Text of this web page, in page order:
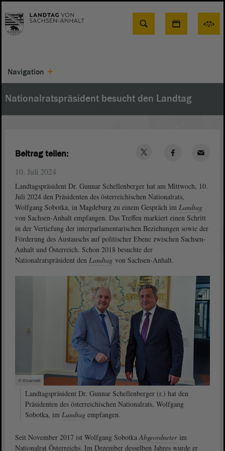
Suche
Navigation
Nationalratspräsident besucht den Landtag
10. Juli 2024
Landtagspräsident Dr. Gunnar Schellenberger hat am Mittwoch, 10.
Juli 2024 den Präsidenten des österreichischen Nationalrats,
Wolfgang Sobotka, in Magdeburg zu einem Gespräch im Landtag
von Sachsen-Anhalt empfangen. Das Treffen markiert einen Schritt
in der Vertiefung der interparlamentarischen Beziehungen sowie der
Förderung des Austauschs auf politischer Ebene zwischen Sachsen-
Anhalt und Österreich. Schon 2018 besuchte der
Nationalratspräsident den Landtag von Sachsen-Anhalt.
© ltlsa/smü
Landtagspräsident Dr. Gunnar Schellenberger (r.) hat den
Präsidenten des österreichischen Nationalrats, Wolfgang
Sobotka, im Landtag empfangen.
Seit November 2017 ist Wolfgang SobotkaAbgeordneter im
Nationalrat Österreichs. Im Dezember desselben Jahres wurde er
Beitrag teilen: